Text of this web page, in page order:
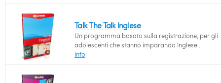
Talk The Talk Inglese
Un programma basato sulla registrazione, per gli
adolescenti che stanno imparando Inglese .
Info